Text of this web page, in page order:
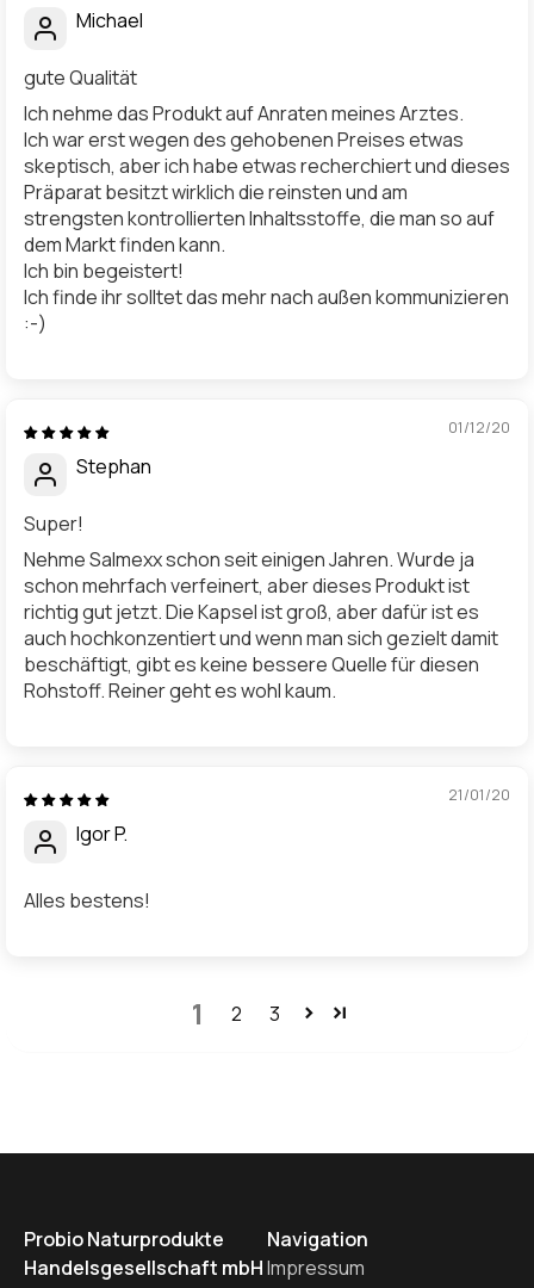
Michael
gute Qualität
Ich nehme das Produkt auf Anraten meines Arztes.
Ich war erst wegen des gehobenen Preises etwas
skeptisch, aber ich habe etwas recherchiert und dieses
Präparat besitzt wirklich die reinsten und am
strengsten kontrollierten Inhaltsstoffe, die man so auf
dem Markt finden kann.
Ich bin begeistert!
Ich finde ihr solltet das mehr nach außen kommunizieren
:-)
01/12/20
Stephan
Super!
Nehme Salmexx schon seit einigen Jahren. Wurde ja
schon mehrfach verfeinert, aber dieses Produkt ist
richtig gut jetzt. Die Kapsel ist groß, aber dafür ist es
auch hochkonzentiert und wenn man sich gezielt damit
beschäftigt, gibt es keine bessere Quelle für diesen
Rohstoff. Reiner geht es wohl kaum.
21/01/20
Igor P.
Alles bestens!
1 2 3
Probio Naturprodukte
Handelsgesellschaft mbH
Navigation
Impressum